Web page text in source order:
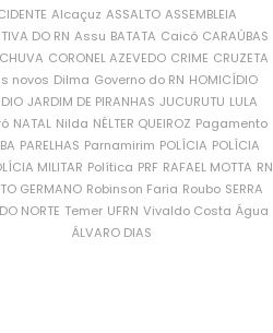
Alcaçuz ASSALTO ASSEMBLEIA
DO RN Assu BATATA Caicó CARAÚBAS
CORONEL AZEVEDO CRIME CRUZETA
novos Dilma Governo do RN HOMICÍDIO
JARDIM DE PIRANHAS JUCURUTU LULA
NATAL Nilda NÉLTER QUEIROZ Pagamento
PARELHAS Parnamirim POLÍCIA POLÍCIA
MILITAR Política PRF RAFAEL MOTTA RN
GERMANO Robinson Faria Roubo SERRA
NORTE Temer UFRN Vivaldo Costa Água
ÁLVARO DIAS